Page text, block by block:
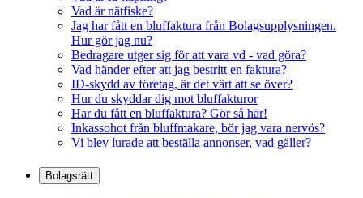
Vad är nätfiske?
Jag har fått en bluffaktura från Bolagsupplysningen.
Hur gör jag nu?
Bedragare utger sig för att vara vd - vad göra?
Vad händer efter att jag bestritt en faktura?
ID-skydd av företag, är det värt att se över?
Hur du skyddar dig mot bluffakturor
Har du fått en bluffaktura? Gör så här!
Inkassohot från bluffmakare, bör jag vara nervös?
Vi blev lurade att beställa annonser, vad gäller?
Bolagsrätt